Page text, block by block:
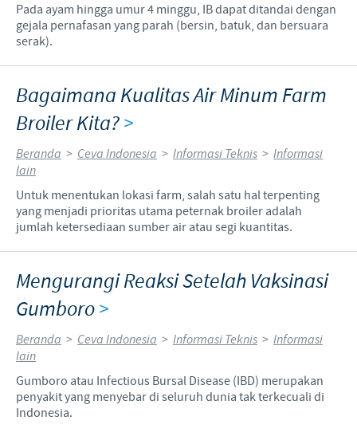
Pada ayam hingga umur 4 minggu, IB dapat ditandai dengan
gejala pernafasan yang parah (bersin, batuk, dan bersuara
serak).
Bagaimana Kualitas Air Minum Farm
Broiler Kita?>
Beranda > Ceva Indonesia > Informasi Teknis > Informasi
lain
Untuk menentukan lokasi farm, salah satu hal terpenting
yang menjadi prioritas utama peternak broiler adalah
jumlah ketersediaan sumber air atau segi kuantitas.
Mengurangi Reaksi Setelah Vaksinasi
Gumboro>
Beranda > Ceva Indonesia > Informasi Teknis > Informasi
lain
Gumboro atau Infectious Bursal Disease (IBD) merupakan
penyakit yang menyebar di seluruh dunia tak terkecuali di
Indonesia.